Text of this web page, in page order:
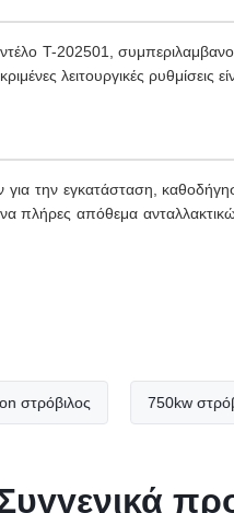
T-202501,
λειτουργικές ρυθμίσεις
την εγκατάσταση,
πλήρες απόθεμα
750kw στρόβιλος